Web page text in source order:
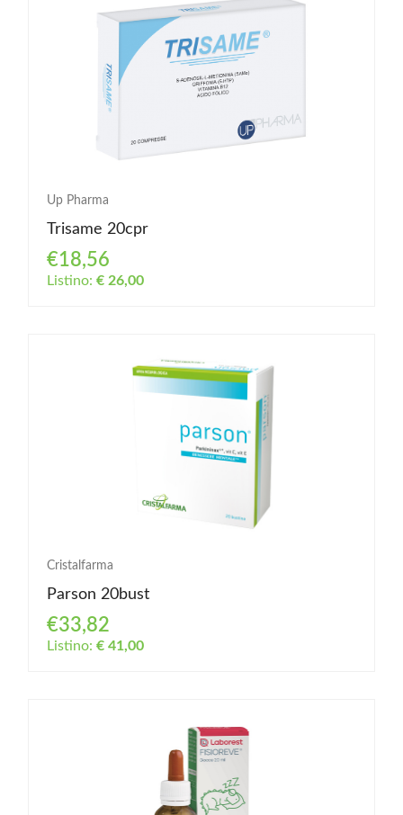
Up Pharma
Trisame 20cpr
€18,56
Listino: € 26,00
Cristalfarma
Parson 20bust
€33,82
Listino: € 41,00